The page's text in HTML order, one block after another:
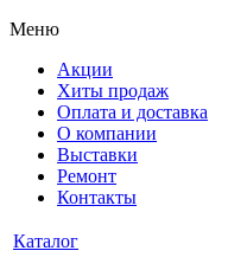
Меню
Акции
Хиты продаж
Оплата и доставка
О компании
Выставки
Ремонт
Контакты
Каталог